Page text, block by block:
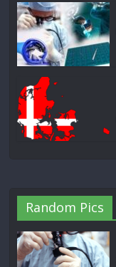
Random Pics